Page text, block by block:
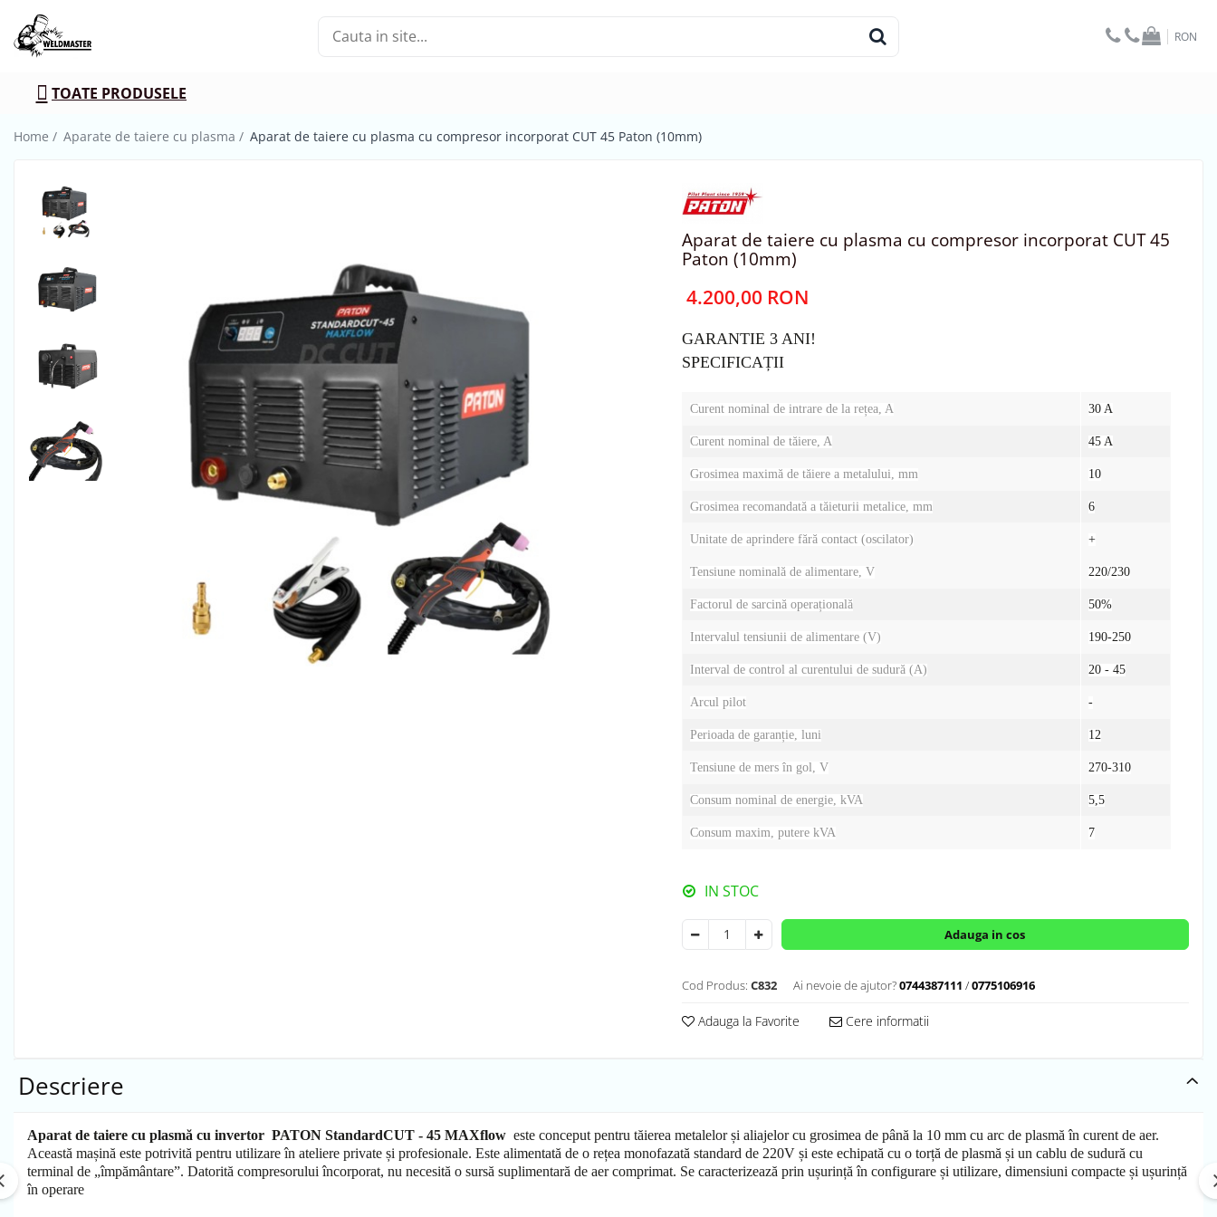
Toate Produsele
Aparate sudura MMA
Aparate de sudura MIG-MAG
Aparate sudura aluminiu AC/DC
Masti de sudura cu cristale lichide
Accesorii sudura
Accesorii taiere cu plasma
Butelii gaz
Consumabile, accesorii laser
Pistolete sudura TIG/WIG
Aparate de taiere cu plasma
Incalzitoare, sobe cu ulei ars
Piese incalzitoare cu ulei ars MTM
Aparate de tras tabla-tinichigerie
RON
TOATE PRODUSELE
Home / Aparate de taiere cu plasma / Aparat de taiere cu plasma cu compresor incorporat CUT 45 Paton (10mm)
Aparat de taiere cu plasma cu compresor incorporat CUT 45
Paton (10mm)
4.200,00 RON
GARANTIE 3 ANI!
SPECIFICAȚII
Curent nominal de intrare de la rețea, A 30 A
Curent nominal de tăiere, A 45 A
Grosimea maximă de tăiere a metalului, mm 10
Grosimea recomandată a tăieturii metalice, mm 6
Unitate de aprindere fără contact (oscilator) +
Tensiune nominală de alimentare, V 220/230
Factorul de sarcină operațională 50%
Intervalul tensiunii de alimentare (V) 190-250
Interval de control al curentului de sudură (A) 20 - 45
Arcul pilot -
Perioada de garanție, luni 12
Tensiune de mers în gol, V 270-310
Consum nominal de energie, kVA 5,5
Consum maxim, putere kVA 7
IN STOC
Adauga in cos
Cod Produs: C832 Ai nevoie de ajutor?0744387111 /0775106916
Adauga la Favorite Cere informatii
Descriere
Aparat de taiere cu plasmă cu invertor PATON StandardCUT - 45 MAXflow este conceput pentru tăierea metalelor și aliajelor cu grosimea de până la 10 mm cu arc de plasmă în curent de aer.
Această mașină este potrivită pentru utilizare în ateliere private și profesionale. Este alimentată de o rețea monofazată standard de 220V și este echipată cu o torță de plasmă și un cablu de sudură cu
terminal de „împământare”. Datorită compresorului încorporat, nu necesită o sursă suplimentară de aer comprimat. Se caracterizează prin ușurință în configurare și utilizare, dimensiuni compacte și ușurință
în operare